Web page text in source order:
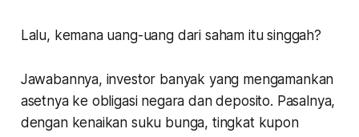
Lalu, kemana uang-uang dari saham itu singgah?
Jawabannya, investor banyak yang mengamankan
asetnya ke obligasi negara dan deposito. Pasalnya,
dengan kenaikan suku bunga, tingkat kupon